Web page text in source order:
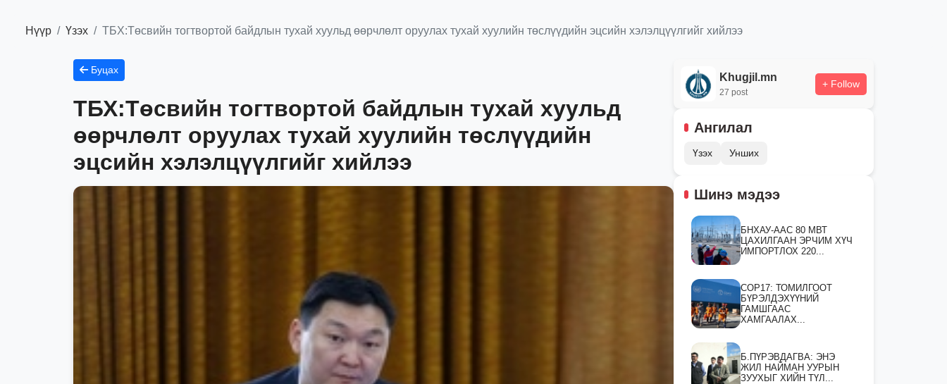
Нүүр Үзэх ТБХ:Төсвийн тогтвортой байдлын тухай хуульд өөрчлөлт оруулах тухай хуулийн төслүүдийн эцсийн хэлэлцүүлгийг хийлээ
Буцах
ТБХ:Төсвийн тогтвортой байдлын тухай хуульд
өөрчлөлт оруулах тухай хуулийн төслүүдийн
эцсийн хэлэлцүүлгийг хийлээ
Khugjil.mn
27 post
+ Follow
Ангилал
Үзэх Унших
Шинэ мэдээ
БНХАУ-ААС 80 МВТ
ЦАХИЛГААН ЭРЧИМ ХҮЧ
ИМПОРТЛОХ 220...
СOP17: ТОМИЛГООТ
БҮРЭЛДЭХҮҮНИЙ
ГАМШГААС
ХАМГААЛАХ...
Б.ПҮРЭВДАГВА: ЭНЭ
ЖИЛ НАЙМАН УУРЫН
ЗУУХЫГ ХИЙН ТҮЛ...